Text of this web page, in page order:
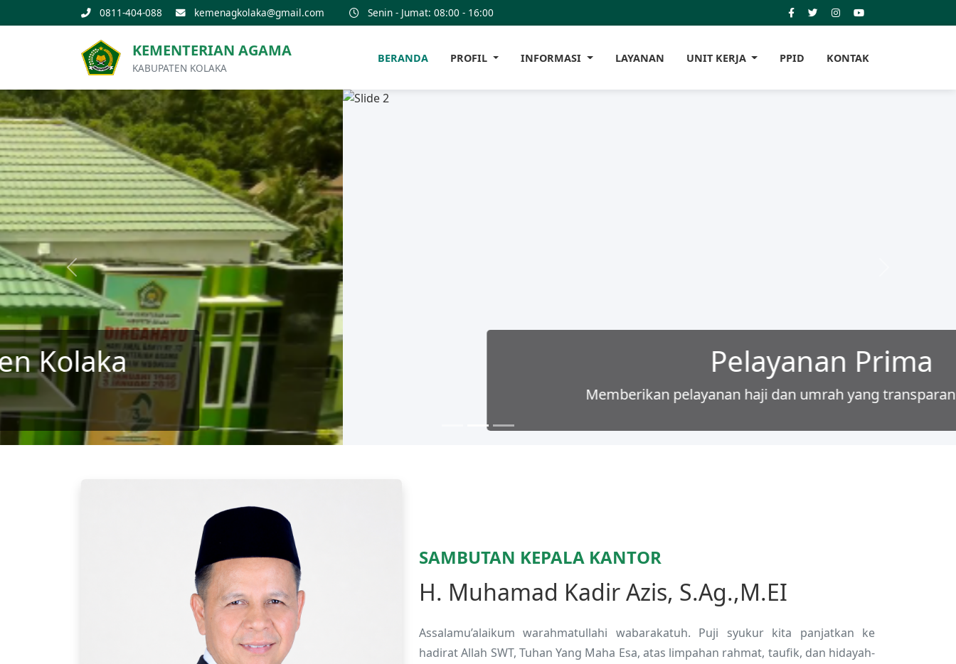
0811-404-088 kemenagkolaka@gmail.com Senin - Jumat: 08:00 - 16:00
KEMENTERIAN AGAMA
KABUPATEN KOLAKA
BERANDA PROFIL INFORMASI LAYANAN UNIT KERJA PPID KONTAK
Memberikan pelayanan haji dan umrah yang transparan dan akuntabel.
Previous
SAMBUTAN KEPALA KANTOR
H. Muhamad Kadir Azis, S.Ag.,M.EI
Assalamu’alaikum warahmatullahi wabarakatuh. Puji syukur kita panjatkan ke
hadirat Allah SWT, Tuhan Yang Maha Esa, atas limpahan rahmat, taufik, dan hidayah-